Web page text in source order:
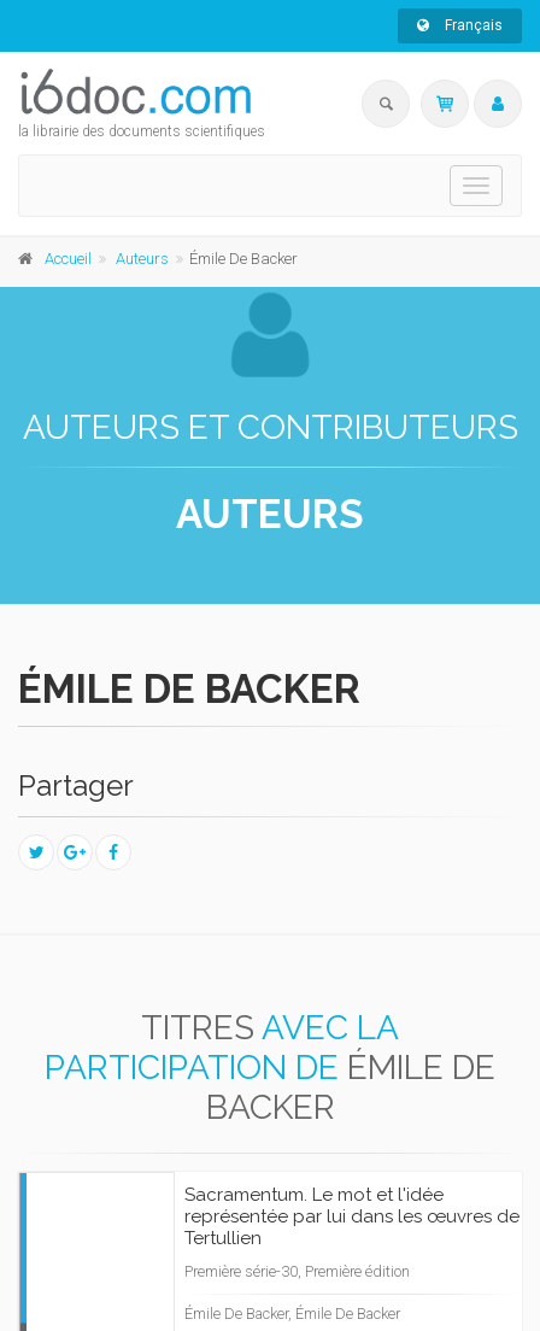
Français
la librairie des documents scientifiques
Toggle
Accueil Auteurs Émile De Backer
AUTEURS ET CONTRIBUTEURS
AUTEURS
ÉMILE DE BACKER
Partager
TITRES AVEC LA
PARTICIPATION DE ÉMILE DE
BACKER
Sacramentum. Le mot et l'idée
représentée par lui dans les œuvres de
Tertullien
Première série-30, Première édition
Émile De Backer, Émile De Backer